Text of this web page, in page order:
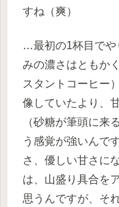
すね（爽）
…最初の1杯目でや
みの濃さはともか
スタントコーヒー
像していたより、
（砂糖が筆頭に来
う感覚が強いんで
さ、優しい甘さに
は、山盛り具合を
思うんですが、そ